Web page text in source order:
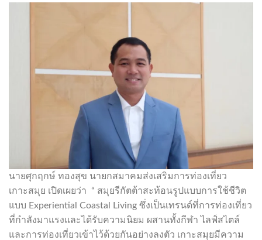
นายศุกฤกษ์ ทองสุข นายกสมาคมส่งเสริมการท่องเที่ยว
เกาะสมุย เปิดเผยว่า “ สมุยรีกัตต้าสะท้อนรูปแบบการใช้ชีวิต
แบบ Experiential Coastal Living ซึ่งเป็นเทรนด์ที่การท่องเที่ยว
ที่กำลังมาแรงและได้รับความนิยม ผสานทั้งกีฬา ไลฟ์สไตล์
และการท่องเที่ยวเข้าไว้ด้วยกันอย่างลงตัว เกาะสมุยมีความ